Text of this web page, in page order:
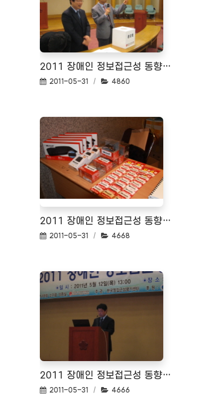
2011 장애인 정보접근성 동향 세미나 <2011.05.12>
작성일:
2011-05-31 조회수:
4860
2011 장애인 정보접근성 동향 세미나 <2011.05.12>
작성일:
2011-05-31 조회수:
4668
2011 장애인 정보접근성 동향 세미나 <2011.05.12>
작성일:
2011-05-31 조회수:
4666